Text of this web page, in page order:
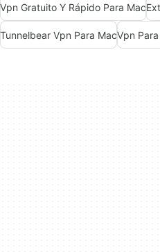
Vpn Gratuito Y Rápido Para Mac
Tunnelbear Vpn Para MacVpn